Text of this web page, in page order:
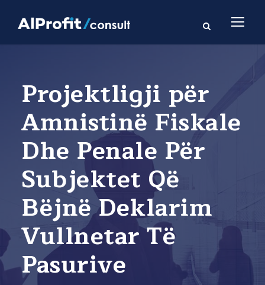
Projektligji për
Amnistinë Fiskale
Dhe Penale Për
Subjektet Që
Bëjnë Deklarim
Vullnetar Të
Pasurive